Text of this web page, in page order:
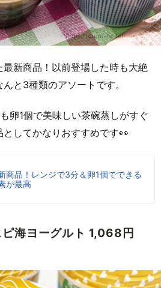
新商品！以前登場した時も大絶
と3種類のアソートです。
卵1個で美味しい茶碗蒸しがすぐ
してかなりおすすめです👀
商品！レンジで3分＆卵1個でできる
が最高
海ヨーグルト 1,068円